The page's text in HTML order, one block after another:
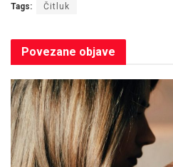
Tags: Čitluk
Povezane objave